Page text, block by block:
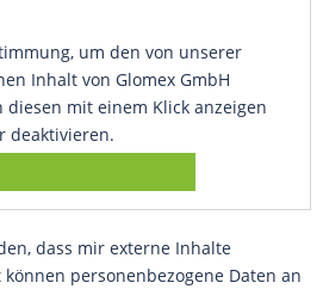
um den von unserer
Inhalt von Glomex GmbH
diesen mit einem Klick anzeigen
deaktivieren.
dass mir externe Inhalte
personenbezogene Daten an